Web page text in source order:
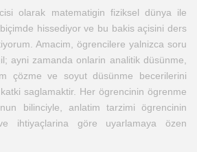
olarak matematigin fiziksel dünya ile
hissediyor ve bu bakis açisini ders
Amacim, ögrencilere yalnizca soru
ayni zamanda onlarin analitik düsünme,
çözme ve soyut düsünme becerilerini
saglamaktir. Her ögrencinin ögrenme
bilinciyle, anlatim tarzimi ögrencinin
ihtiyaçlarina göre uyarlamaya özen